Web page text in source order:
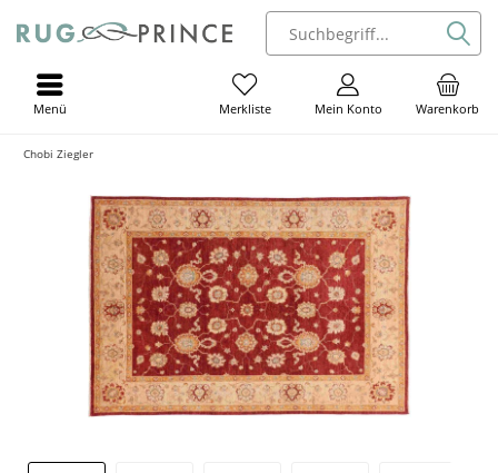
Warenkorb
Mein Konto
Merkliste
Menü
Chobi Ziegler